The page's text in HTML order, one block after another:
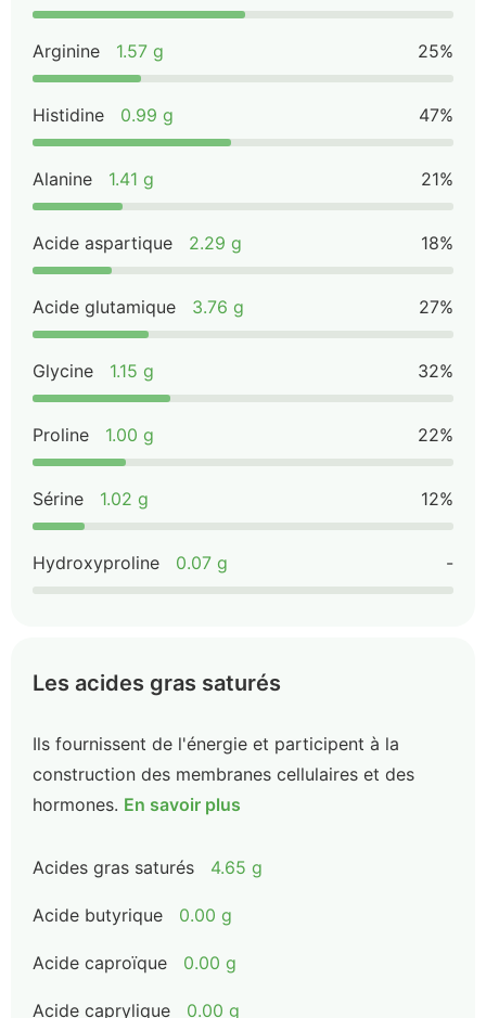
Arginine 1.57 g 25%
Histidine 0.99 g 47%
Alanine 1.41 g 21%
Acide aspartique 2.29 g 18%
Acide glutamique 3.76 g 27%
Glycine 1.15 g 32%
Proline 1.00 g 22%
Sérine 1.02 g 12%
Hydroxyproline 0.07 g -
Les acides gras saturés
Ils fournissent de l'énergie et participent à la
construction des membranes cellulaires et des
hormones. En savoir plus
Acides gras saturés 4.65 g
Acide butyrique 0.00 g
Acide caproïque 0.00 g
Acide caprylique 0.00 g